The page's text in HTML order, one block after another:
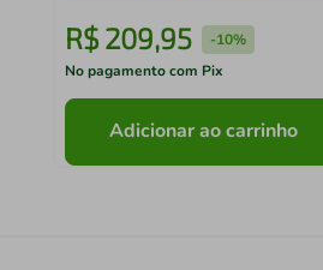
R$ 209,95 -10%
No pagamento com Pix
Adicionar ao carrinho